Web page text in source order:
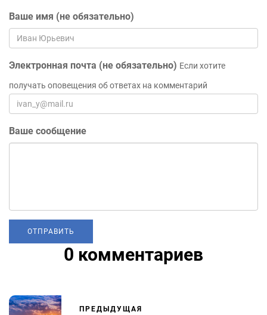
Ваше имя (не обязательно)
Электронная почта (не обязательно) Если хотите
получать оповещения об ответах на комментарий
Ваше сообщение
0 комментариев
ПРЕДЫДУЩАЯ